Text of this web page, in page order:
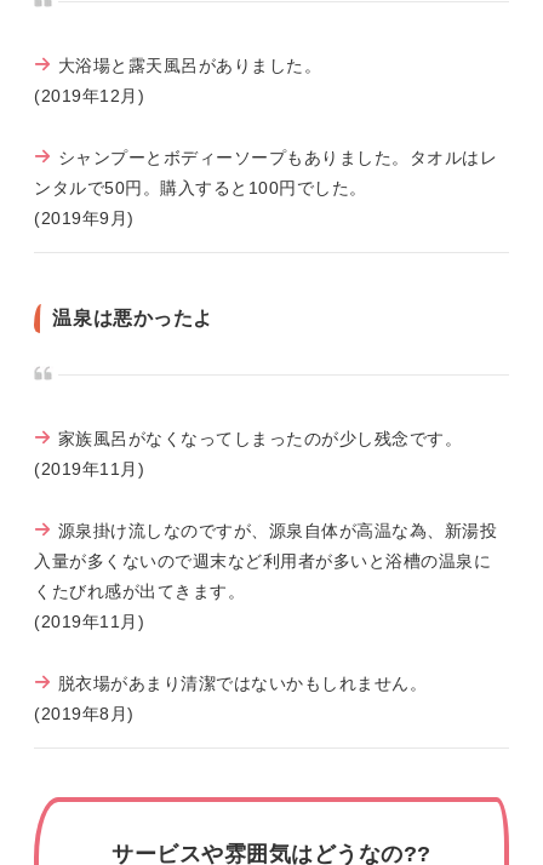
大浴場と露天風呂がありました。
(2019年12月)
シャンプーとボディーソープもありました。タオルはレ
ンタルで50円。購入すると100円でした。
(2019年9月)
温泉は悪かったよ
家族風呂がなくなってしまったのが少し残念です。
(2019年11月)
源泉掛け流しなのですが、源泉自体が高温な為、新湯投
入量が多くないので週末など利用者が多いと浴槽の温泉に
くたびれ感が出てきます。
(2019年11月)
脱衣場があまり清潔ではないかもしれません。
(2019年8月)
サービスや雰囲気はどうなの??